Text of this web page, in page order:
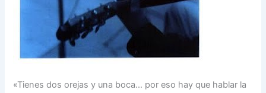
«Tienes dos orejas y una boca… por eso hay que hablar la